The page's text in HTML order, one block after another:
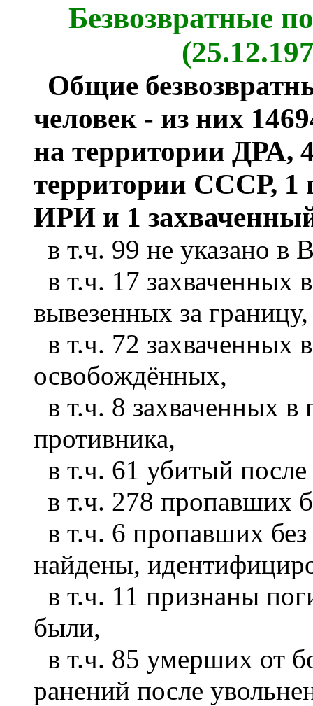
Безвозвратные
Общие
человек - из них
на территории ДРА,
территории СССР, 1
ИРИ и 1
в т.ч. 99 не указано в
в т.ч. 17 захваченных
вывезенных за границу,
в т.ч. 72 захваченных
освобождённых,
в т.ч. 8 захваченных
противника,
в т.ч. 61 убитый после
в т.ч. 278 пропавших
в т.ч. 6 пропавших
найдены,
в т.ч. 11 признаны
были,
в т.ч. 85 умерших от
ранений после